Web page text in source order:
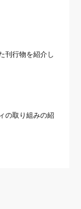
刊行物を紹介し
の取り組みの紹